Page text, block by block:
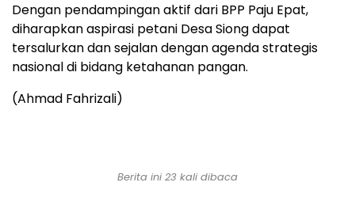
Dengan pendampingan aktif dari BPP Paju Epat,
diharapkan aspirasi petani Desa Siong dapat
tersalurkan dan sejalan dengan agenda strategis
nasional di bidang ketahanan pangan.
(Ahmad Fahrizali)
Berita ini 23 kali dibaca